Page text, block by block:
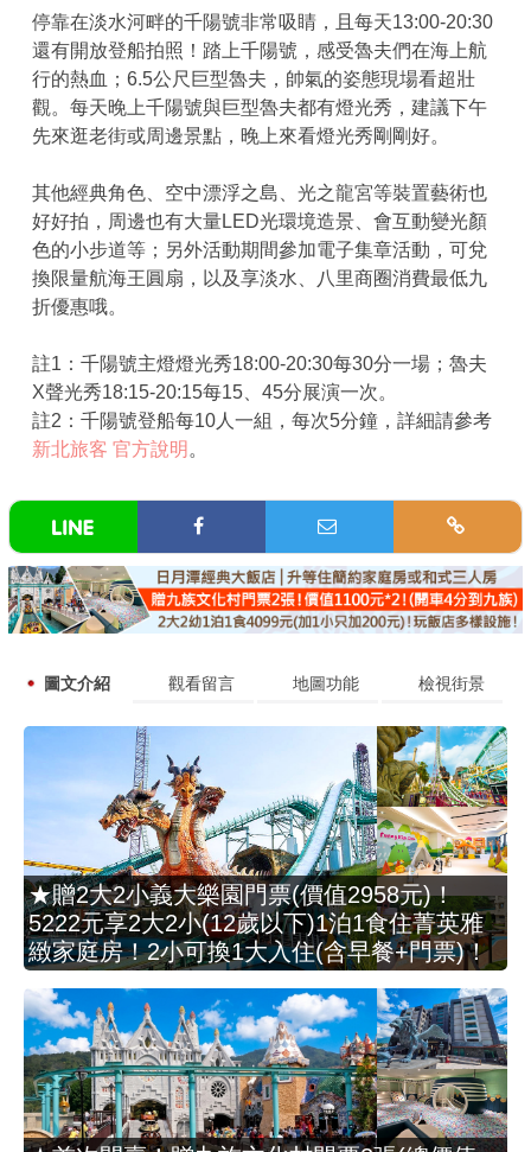
停靠在淡水河畔的千陽號非常吸睛，且每天13:00-20:30
還有開放登船拍照！踏上千陽號，感受魯夫們在海上航
行的熱血；6.5公尺巨型魯夫，帥氣的姿態現場看超壯
觀。每天晚上千陽號與巨型魯夫都有燈光秀，建議下午
先來逛老街或周邊景點，晚上來看燈光秀剛剛好。
其他經典角色、空中漂浮之島、光之龍宮等裝置藝術也
好好拍，周邊也有大量LED光環境造景、會互動變光顏
色的小步道等；另外活動期間參加電子集章活動，可兌
換限量航海王圓扇，以及享淡水、八里商圈消費最低九
折優惠哦。
註1：千陽號主燈燈光秀18:00-20:30每30分一場；魯夫
X聲光秀18:15-20:15每15、45分展演一次。
註2：千陽號登船每10人一組，每次5分鐘，詳細請參考
新北旅客 官方說明 。
圖文介紹 觀看留言 地圖功能 檢視街景
★贈2大2小義大樂園門票(價值2958元)！
5222元享2大2小(12歲以下)1泊1食住菁英雅
緻家庭房！2小可換1大入住(含早餐+門票)！